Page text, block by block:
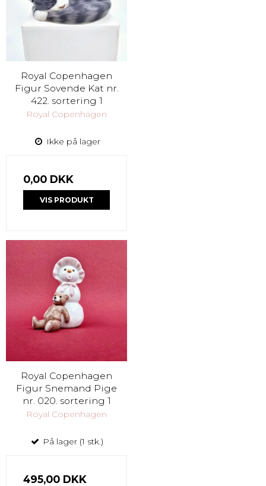
Royal Copenhagen
Figur Sovende Kat nr.
422. sortering 1
Royal Copenhagen
Ikke på lager
0,00 DKK
VIS PRODUKT
Royal Copenhagen
Figur Snemand Pige
nr. 020. sortering 1
Royal Copenhagen
På lager (1 stk.)
495,00 DKK